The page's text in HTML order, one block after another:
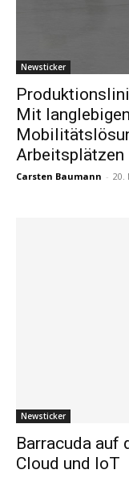
Newsticker
Mit
Arbeitsplätzen
Carsten Baumann - 20.
Newsticker
Barracuda auf
Cloud und IoT